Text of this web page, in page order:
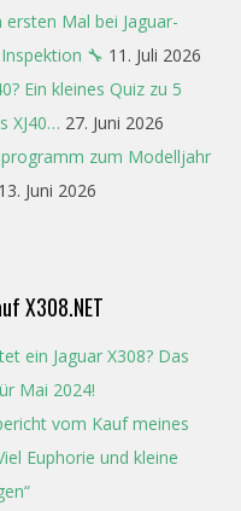
Mal bei Jaguar-
🔧 11. Juli 2026
Ein kleines Quiz zu 5
XJ40… 27. Juni 2026
zum Modelljahr
13. Juni 2026
X308.NET
ein Jaguar X308? Das
Mai 2024!
vom Kauf meines
Euphorie und kleine